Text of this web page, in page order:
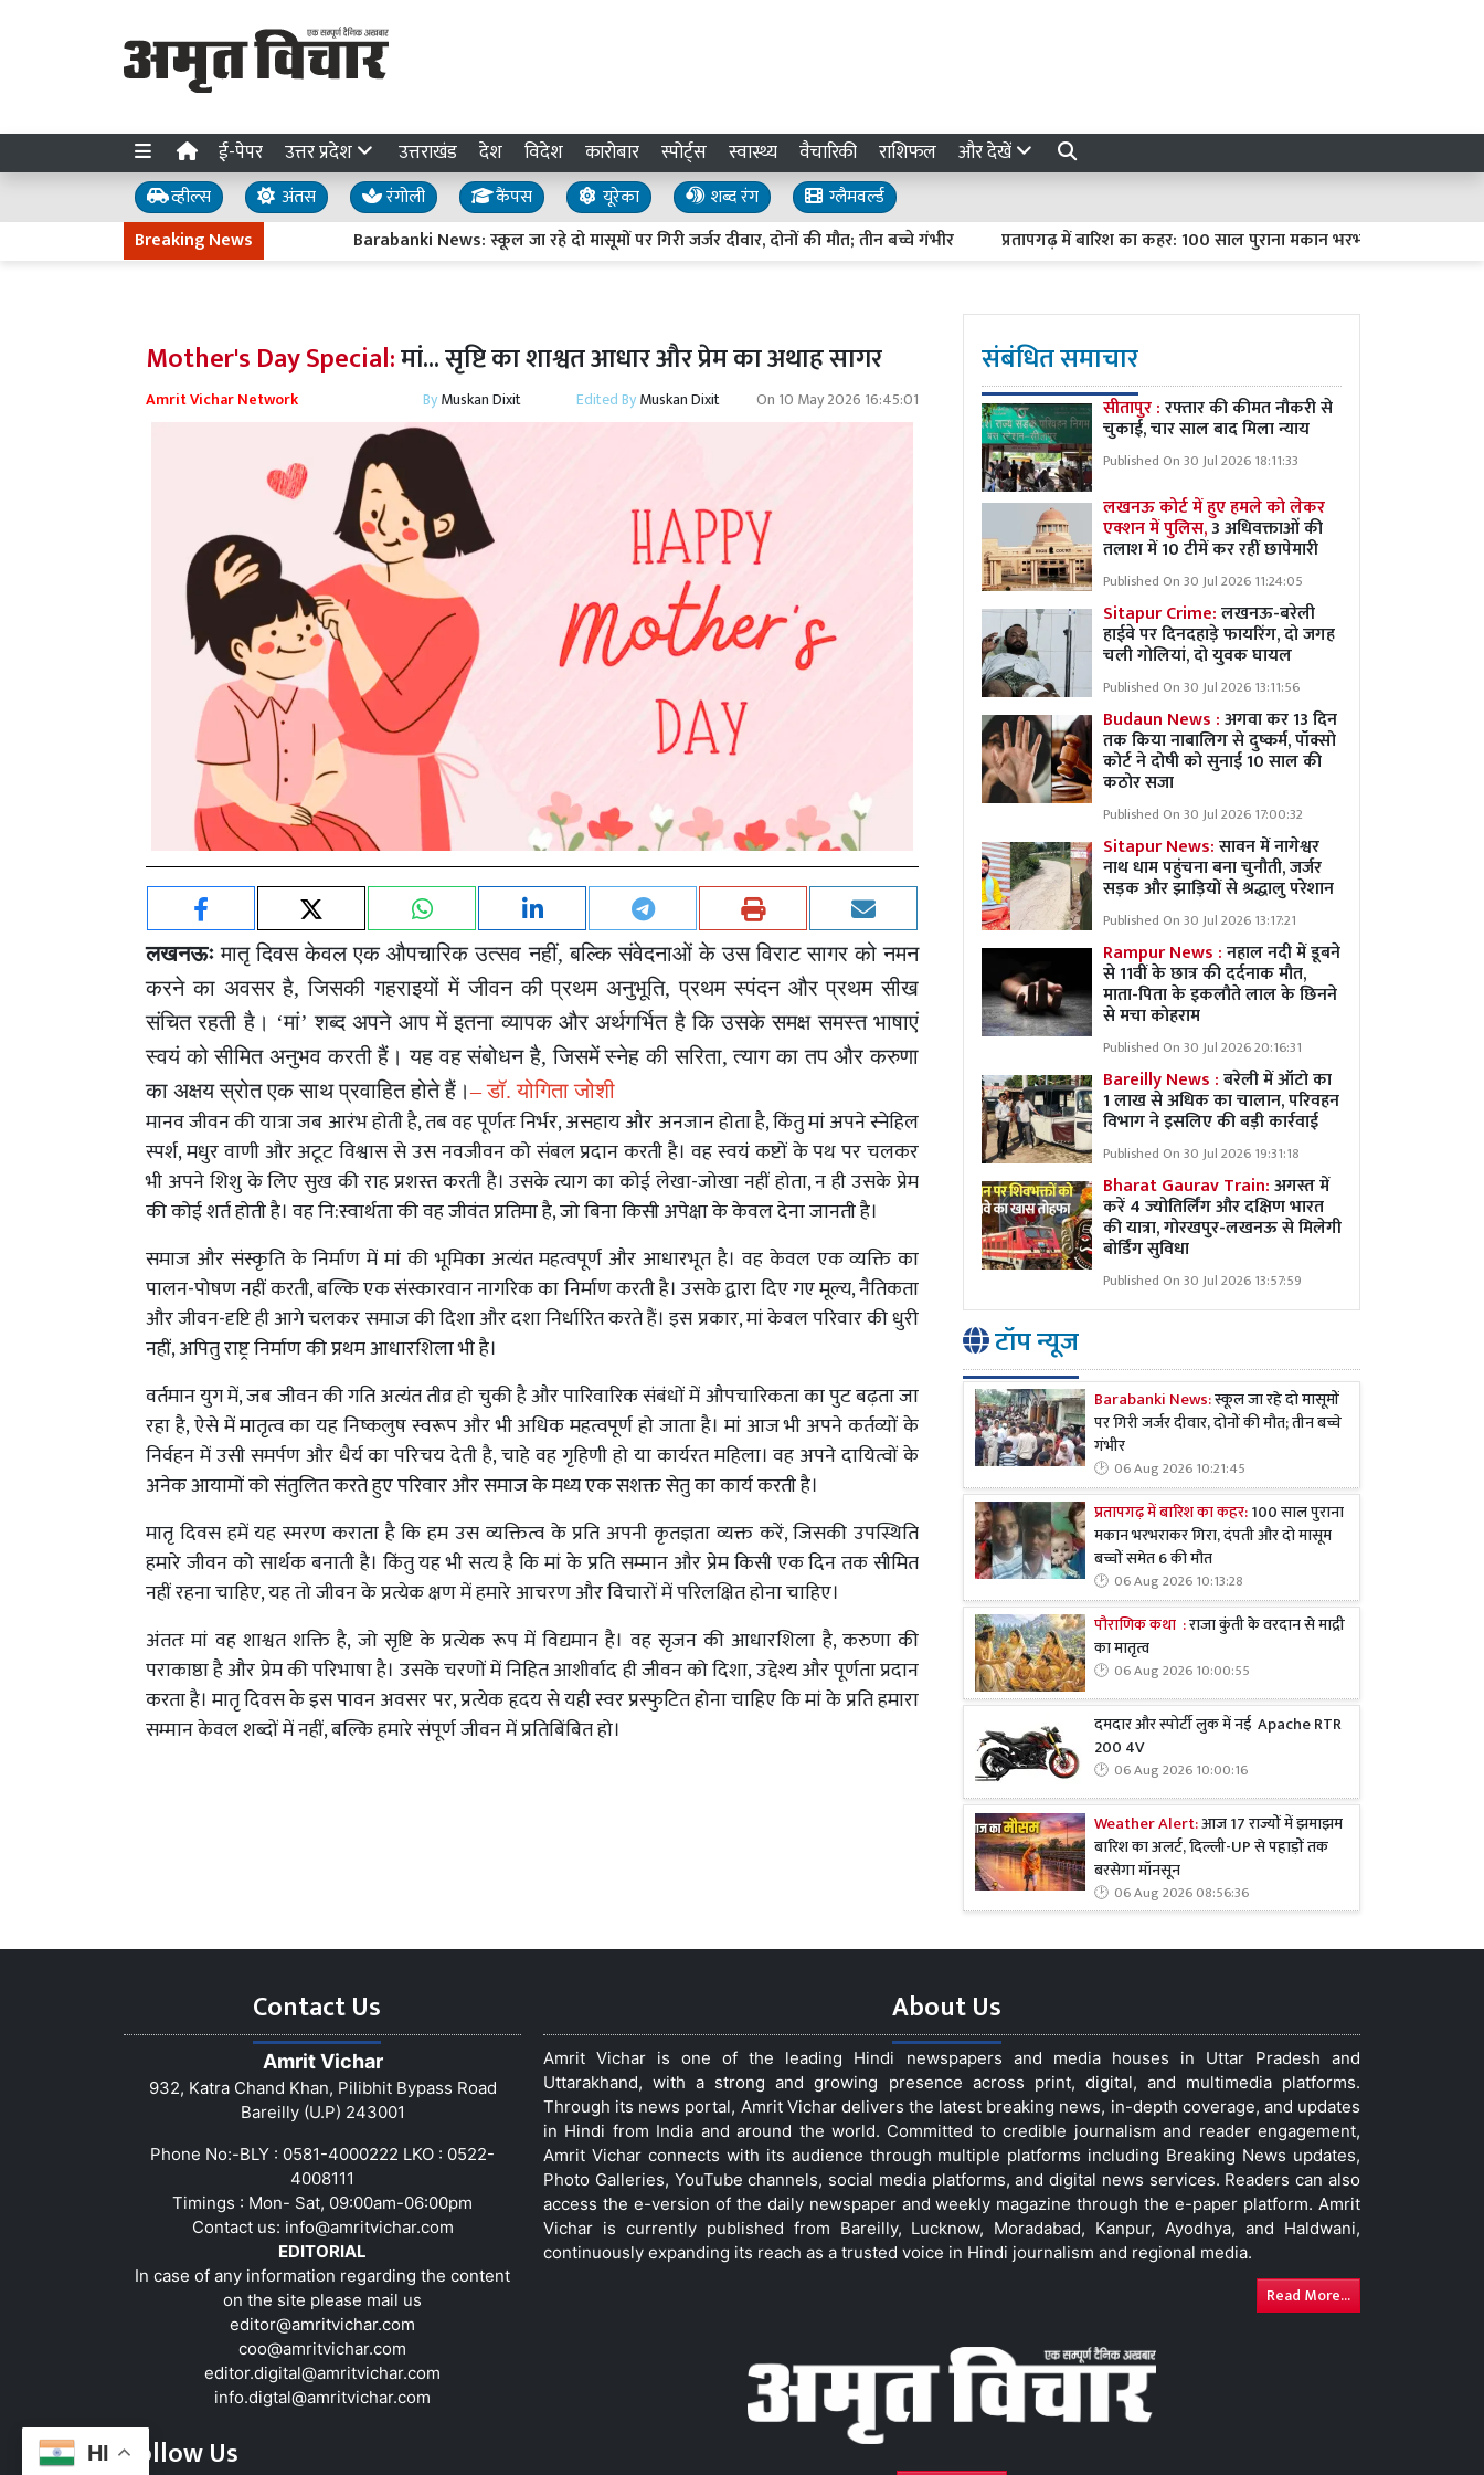
ई-पेपर उत्तर प्रदेश उत्तराखंड देश विदेश कारोबार स्पोर्ट्स स्वास्थ्य वैचारिकी राशिफल और देखें
व्हील्स अंतस रंगोली कैंपस यूरेका शब्द रंग
ग्लैमवर्ल्ड
Breaking News
Barabanki News: स्कूल जा रहे दो मासूमों पर गिरी जर्जर दीवार, दोनों की मौत; तीन बच्चे गंभीर प्रतापगढ़ में बारिश का कहर: 100 साल पुराना मकान भरभराकर गिरा, दंपती और
HI
Mother's Day Special:मां... सृष्टि का शाश्वत आधार और प्रेम का अथाह सागर
Amrit Vichar Network ByMuskan Dixit Edited ByMuskan Dixit On 10 May 2026 16:45:01
लखनऊःमातृ दिवस केवल एक औपचारिक उत्सव नहीं,बल्कि संवेदनाओं के उस विराट सागर को नमन
करने का अवसर है,जिसकी गहराइयों में जीवन की प्रथम अनुभूति,प्रथम स्पंदन और प्रथम सीख
संचित रहती है। ‘मां’शब्द अपने आप में इतना व्यापक और अर्थगर्भित है कि उसके समक्ष समस्त भाषाएं
स्वयं को सीमित अनुभव करती हैं। यह वह संबोधन है,जिसमें स्नेह की सरिता,त्याग का तप और करुणा
का अक्षय स्रोत एक साथ प्रवाहित होते हैं।–डॉ.योगिता जोशी
मानवजीवनकीयात्राजबआरंभहोतीहै,तबवहपूर्णतःनिर्भर,असहायऔर अनजानहोताहै,किंतुमांअपनेस्नेहिल
स्पर्श,मधुरवाणीऔरअटूटविश्वाससेउसनवजीवनकोसंबलप्रदानकरतीहै। वहस्वयंकष्टोंकेपथपरचलकर
भी अपनेशिशुकेलिएसुखकीराहप्रशस्तकरतीहै। उसकेत्यागकाकोईलेखा-जोखानहींहोता,नहीउसकेप्रेम
कीकोईशर्तहोतीहै। वहनि:स्वार्थताकीवहजीवंतप्रतिमाहै,जोबिनाकिसीअपेक्षाकेकेवलदेनाजानतीहै।
समाज और संस्कृति केनिर्माण में मां कीभूमिका अत्यंतमहत्वपूर्ण और आधारभूत है। वह केवल एकव्यक्ति का
पालन-पोषणनहींकरती,बल्किएकसंस्कारवाननागरिककानिर्माणकरतीहै। उसकेद्वारादिएगएमूल्य,नैतिकता
औरजीवन-दृष्टिहीआगेचलकरसमाजकीदिशाऔरदशानिर्धारितकरतेहैं। इसप्रकार,मांकेवलपरिवारकीधुरी
नहीं,अपितुराष्ट्रनिर्माणकीप्रथमआधारशिलाभीहै।
वर्तमानयुगमें,जबजीवनकीगतिअत्यंततीव्रहोचुकीहैऔरपारिवारिकसंबंधोंमेंऔपचारिकताकापुटबढ़ताजा
रहाहै,ऐसेमेंमातृत्वकायहनिष्कलुषस्वरूपऔरभीअधिकमहत्वपूर्णहोजाताहै। मांआजभी अपनेकर्तव्योंके
निर्वहनमेंउसीसमर्पणऔरधैर्यकापरिचयदेतीहै,चाहेवहगृहिणीहोयाकार्यरतमहिला। वह अपनेदायित्वोंके
अनेकआयामोंकोसंतुलितकरतेहुएपरिवारऔरसमाजकेमध्यएकसशक्तसेतुकाकार्यकरतीहै।
मातृ दिवस हमेंयह स्मरण कराता हैकि हम उस व्यक्तित्व केप्रति अपनी कृतज्ञता व्यक्त करें,जिसकी उपस्थिति
हमारेजीवनकोसार्थकबनातीहै। किंतुयहभीसत्यहैकिमांकेप्रतिसम्मानऔरप्रेमकिसीएकदिनतकसीमित
नहींरहनाचाहिए,यहतोजीवनकेप्रत्येकक्षणमेंहमारेआचरणऔरविचारोंमेंपरिलक्षितहोनाचाहिए।
अंततः मां वह शाश्वत शक्ति है, जो सृष्टि के प्रत्येक रूप में विद्यमान है। वह सृजन की आधारशिला है,करुणा की
पराकाष्ठाहैऔरप्रेमकीपरिभाषाहै। उसकेचरणोंमेंनिहितआशीर्वादहीजीवनकोदिशा,उद्देश्यऔरपूर्णताप्रदान
करताहै। मातृदिवसकेइसपावनअवसरपर,प्रत्येकहृदयसेयहीस्वरप्रस्फुटितहोनाचाहिएकिमांकेप्रतिहमारा
सम्मानकेवलशब्दोंमेंनहीं,बल्किहमारेसंपूर्णजीवनमेंप्रतिबिंबितहो।
संबंधित समाचार
सीतापुर :रफ्तार की कीमत नौकरी से
चुकाई, चार साल बाद मिला न्याय
Published On 30 Jul 2026 18:11:33
लखनऊ कोर्ट में हुए हमले को लेकर
एक्शन में पुलिस,3 अधिवक्ताओं की
तलाश में 10 टीमें कर रहीं छापेमारी
Published On 30 Jul 2026 11:24:05
Sitapur Crime:लखनऊ-बरेली
हाईवे पर दिनदहाड़े फायरिंग, दो जगह
चली गोलियां, दो युवक घायल
Published On 30 Jul 2026 13:11:56
Budaun News :अगवा कर 13 दिन
तक किया नाबालिग से दुष्कर्म, पॉक्सो
कोर्ट ने दोषी को सुनाई 10 साल की
कठोर सजा
Published On 30 Jul 2026 17:00:32
Sitapur News:सावन में नागेश्वर
नाथ धाम पहुंचना बना चुनौती, जर्जर
सड़क और झाड़ियों से श्रद्धालु परेशान
Published On 30 Jul 2026 13:17:21
Rampur News :नहाल नदी में डूबने
से 11वीं के छात्र की दर्दनाक मौत,
माता-पिता के इकलौते लाल के छिनने
से मचा कोहराम
Published On 30 Jul 2026 20:16:31
Bareilly News :बरेली में ऑटो का
1 लाख से अधिक का चालान, परिवहन
विभाग ने इसलिए की बड़ी कार्रवाई
Published On 30 Jul 2026 19:31:18
Bharat Gaurav Train:अगस्त में
करें 4 ज्योतिर्लिंग और दक्षिण भारत
की यात्रा, गोरखपुर-लखनऊ से मिलेगी
बोर्डिंग सुविधा
Published On 30 Jul 2026 13:57:59
टॉप न्यूज
Barabanki News:स्कूल जा रहे दो मासूमों
पर गिरी जर्जर दीवार, दोनों की मौत; तीन बच्चे
गंभीर
06 Aug 2026 10:21:45
प्रतापगढ़ में बारिश का कहर:100 साल पुराना
मकान भरभराकर गिरा, दंपती और दो मासूम
बच्चों समेत 6 की मौत
06 Aug 2026 10:13:28
पौराणिक कथा :राजा कुंती के वरदान से माद्री
का मातृत्व
06 Aug 2026 10:00:55
दमदार और स्पोर्टी लुक में नई Apache RTR
200 4V
06 Aug 2026 10:00:16
Weather Alert:आज 17 राज्यों में झमाझम
बारिश का अलर्ट, दिल्ली-UP से पहाड़ों तक
बरसेगा मॉनसून
06 Aug 2026 08:56:36
Contact Us
Amrit Vichar
932, Katra Chand Khan, Pilibhit Bypass Road
Bareilly (U.P) 243001
Phone No:-BLY : 0581-4000222 LKO : 0522-
4008111
Timings : Mon- Sat, 09:00am-06:00pm
Contact us: info@amritvichar.com
EDITORIAL
In case of any information regarding the content
on the site please mail us
editor@amritvichar.com
coo@amritvichar.com
editor.digital@amritvichar.com
info.digtal@amritvichar.com
Follow Us
About Us
Amrit Vichar is one of the leading Hindi newspapers and media houses in Uttar Pradesh and
Uttarakhand, with a strong and growing presence across print, digital, and multimedia platforms.
Through its news portal, Amrit Vichar delivers the latest breaking news, in-depth coverage, and updates
in Hindi from India and around the world. Committed to credible journalism and reader engagement,
Amrit Vichar connects with its audience through multiple platforms including Breaking News updates,
Photo Galleries, YouTube channels, social media platforms, and digital news services. Readers can also
access the e-version of the daily newspaper and weekly magazine through the e-paper platform. Amrit
Vichar is currently published from Bareilly, Lucknow, Moradabad, Kanpur, Ayodhya, and Haldwani,
continuously expanding its reach as a trusted voice in Hindi journalism and regional media.
Read More...